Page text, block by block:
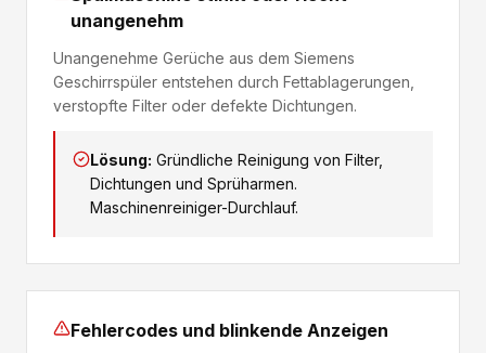
unangenehm
Unangenehme Gerüche aus dem Siemens
Geschirrspüler entstehen durch Fettablagerungen,
verstopfte Filter oder defekte Dichtungen.
Lösung: Gründliche Reinigung von Filter,
Dichtungen und Sprüharmen.
Maschinenreiniger-Durchlauf.
Fehlercodes und blinkende Anzeigen